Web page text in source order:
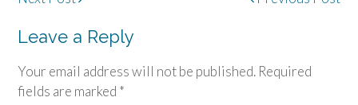
Leave a Reply
Your email address will not be published. Required
fields are marked *